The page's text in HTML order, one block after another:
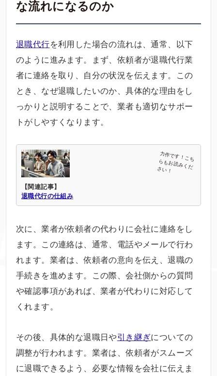
な流れになるのか
退職代行を利用した場合の流れは、通常、以下
のように進みます。まず、依頼者が退職代行業
者に連絡を取り、自分の状況を伝えます。この
とき、なぜ退職したいのか、具体的な理由をし
っかりと説明することで、業者も適切なサポー
トがしやすくなります。
【関連記事】
退職代行の仕組み
次に、業者が依頼者の代わりに会社に連絡をし
ます。この連絡は、通常、電話やメールで行わ
れます。業者は、依頼者の意向を伝え、退職の
手続きを進めます。この際、会社側からの質問
や確認事項があれば、業者が代わりに対応して
くれます。
その後、具体的な退職日や引き継ぎについての
調整が行われます。業者は、依頼者がスムーズ
に退職できるよう、必要な情報を会社に伝えま